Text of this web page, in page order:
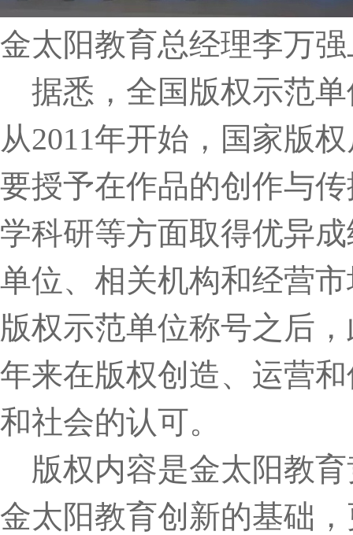
金太阳教育总经理李万
据悉，全国版权示范单
从2011年开始，国家版
要授予在作品的创作与
学科研等方面取得优异
单位、相关机构和经营
版权示范单位称号之后
年来在版权创造、运营
和社会的认可。
版权内容是金太阳教育
金太阳教育创新的基础